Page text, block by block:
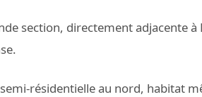
section, directement adjacente
résidentielle au nord, habitat